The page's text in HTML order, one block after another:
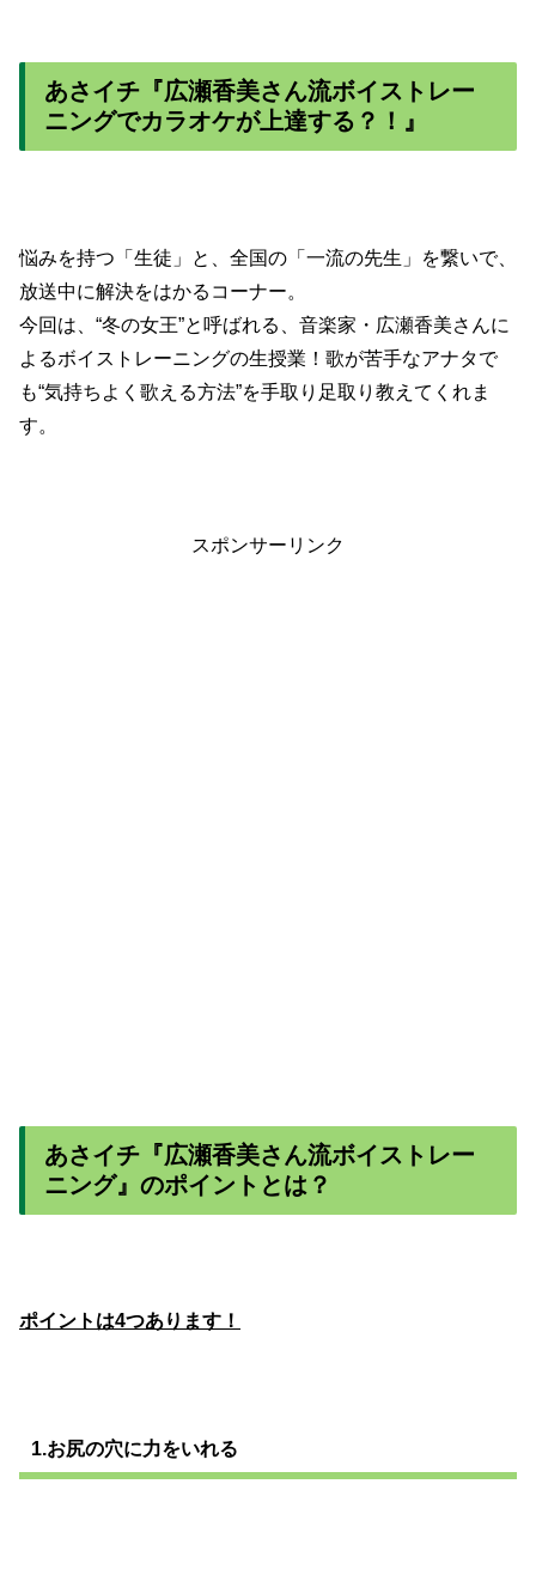
あさイチ『広瀬香美さん流ボイストレー
ニングでカラオケが上達する？！』
悩みを持つ「生徒」と、全国の「一流の先生」を繋いで、
放送中に解決をはかるコーナー。
今回は、“冬の女王”と呼ばれる、音楽家・広瀬香美さんに
よるボイストレーニングの生授業！歌が苦手なアナタで
も“気持ちよく歌える方法”を手取り足取り教えてくれま
す。
スポンサーリンク
あさイチ『広瀬香美さん流ボイストレー
ニング』のポイントとは？
ポイントは4つあります！
1.お尻の穴に力をいれる